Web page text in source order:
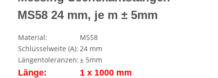
MS58 24 mm, je m ± 5mm
Material:
MS58
Schlüsselweite (A): 24 mm
Längentoleranzen:± 5mm
Länge: 1 x 1000 mm